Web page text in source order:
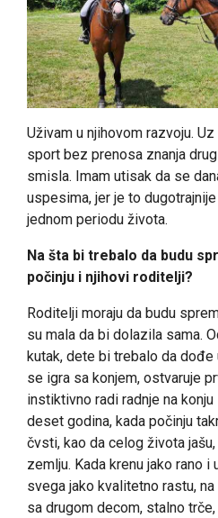
Uživam u njihovom razvoju.
sport bez prenosa znanja
smisla. Imam utisak da se
uspesima, jer je to
jednom periodu života.
Na šta bi trebalo da budu
počinju i njihovi roditelji?
Roditelji moraju da budu
su mala da bi dolazila sama.
kutak, dete bi trebalo da dođe
se igra sa konjem, ostvaruje
instiktivno radi radnje na
deset godina, kada počinju
čvsti, kao da celog života
zemlju. Kada krenu jako rano
svega jako kvalitetno rastu,
sa drugom decom, stalno